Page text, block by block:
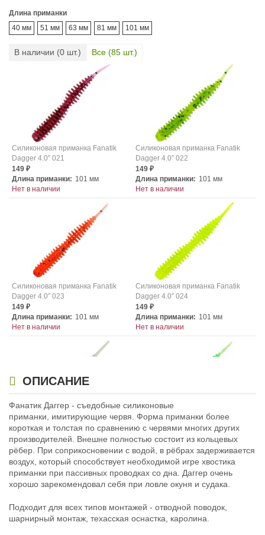
Длина приманки
40 мм
51 мм 63 мм 81 мм 101 мм
В наличии (0 шт.) Все (85 шт.)
Силиконовая приманка Fanatik
Dagger 4.0″ 021
149 ₽
Длина приманки: 101 мм
Нет в наличии
Силиконовая приманка Fanatik
Dagger 4.0″ 022
149 ₽
Длина приманки: 101 мм
Нет в наличии
Силиконовая приманка Fanatik
Dagger 4.0″ 023
149 ₽
Длина приманки: 101 мм
Нет в наличии
Силиконовая приманка Fanatik
Dagger 4.0″ 024
149 ₽
Длина приманки: 101 мм
Нет в наличии
Dagger 4.0″ 025
149
Длина приманки: 101 мм
Нет в наличии
Dagger 4.0″ 026
Длина приманки:101 мм
Нет в наличии
ОПИСАНИЕ
Фанатик Даггер - съедобные силиконовые
приманки, имитирующие червя. Форма приманки более
короткая и толстая по сравнению с червями многих других
производителей. Внешне полностью состоит из кольцевых
рёбер. При соприкосновении с водой, в рёбрах задерживается
воздух, который способствует необходимой игре хвостика
приманки при пассивных проводках со дна. Даггер очень
хорошо зарекомендовал себя при ловле окуня и судака.
Подходит для всех типов монтажей - отводной поводок,
шарнирный монтаж, техасская оснастка, каролина.